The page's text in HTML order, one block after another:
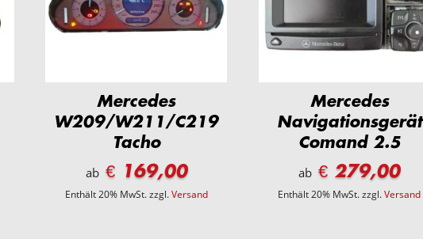
Mercedes
W209/W211/C219
Tacho
ab€ 169,00
Enthält 20% MwSt.zzgl.Versand
Mercedes
Navigationsgerät
Comand 2.5
ab € 279,00
Enthält 20% MwSt.zzgl.Versand